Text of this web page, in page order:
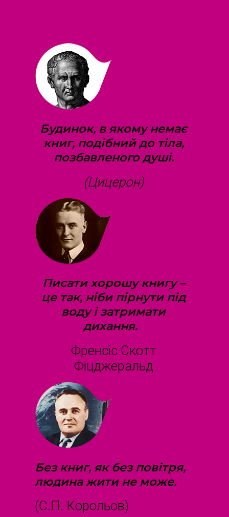
Будинок, в якому немає
книг, подібний до тіла,
позбавленого душі.
(Цицерон)
Писати хорошу книгу –
це так, ніби пірнути під
воду і затримати
дихання.
Френсіс Скотт
Фіцджеральд
Без книг, як без повітря,
людина жити не може.
(С.П. Корольов)